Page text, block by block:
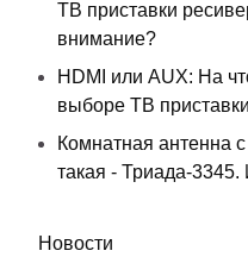
ТВ приставки
внимание?
HDMI или AUX: На
выборе ТВ
Комнатная антенна
такая - Триада-
Новости